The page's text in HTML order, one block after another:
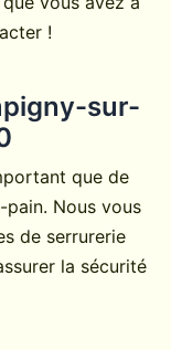
!
sur-
que de
Nous vous
de serrurerie
la sécurité